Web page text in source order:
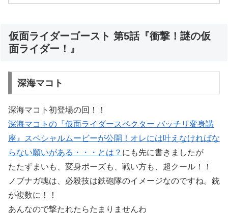
仮面ライダーゴースト 第5話『衝撃！謎の仮
面ライダー！』
深海マコト
深海マコト初登場の回！！
深海マコトの『仮面ライダースペクター バッチリ変身講
座』スペシャルムービーが公開！オレには叶えなければな
らない願いがある・・・とは？ にも先に書きましたが
たたずまいも、変身ポーズも、戦い方も、超クール！！
ノブナガ魂は、必殺技は鉄砲隊のイメージなのですね。銃
が複数に！！
あんなので撃たれたらたまりませんわ